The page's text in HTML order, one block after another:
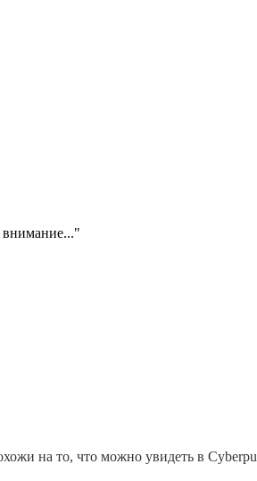
внимание..."
на то, что можно увидеть в